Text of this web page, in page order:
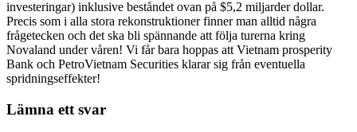
investeringar) inklusive beståndet ovan på $5,2 miljarder dollar.
Precis som i alla stora rekonstruktioner finner man alltid några
frågetecken och det ska bli spännande att följa turerna kring
Novaland under våren! Vi får bara hoppas att Vietnam prosperity
Bank och PetroVietnam Securities klarar sig från eventuella
spridningseffekter!
Lämna ett svar